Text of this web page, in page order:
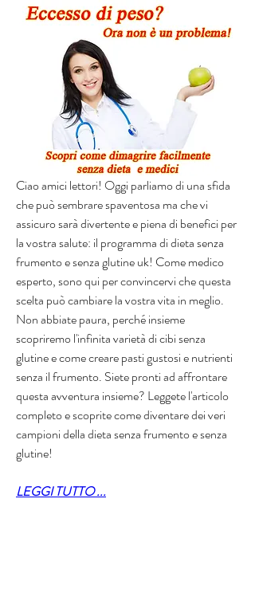
Ciao amici lettori! Oggi parliamo di una sfida
che può sembrare spaventosa ma che vi
assicuro sarà divertente e piena di benefici per
la vostra salute: il programma di dieta senza
frumento e senza glutine uk! Come medico
esperto, sono qui per convincervi che questa
scelta può cambiare la vostra vita in meglio.
Non abbiate paura, perché insieme
scopriremo l'infinita varietà di cibi senza
glutine e come creare pasti gustosi e nutrienti
senza il frumento. Siete pronti ad affrontare
questa avventura insieme? Leggete l'articolo
completo e scoprite come diventare dei veri
campioni della dieta senza frumento e senza
glutine!
LEGGI TUTTO ...